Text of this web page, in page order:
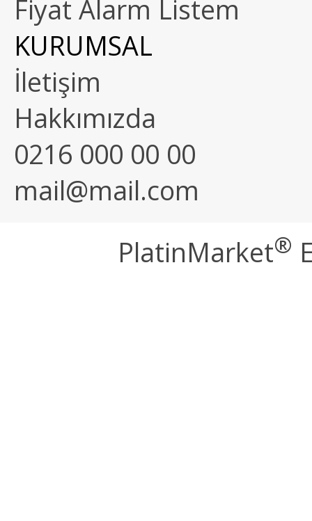
Fiyat Alarm Listem
KURUMSAL
İletişim
Hakkımızda
0216 000 00 00
mail@mail.com
PlatinMarket®